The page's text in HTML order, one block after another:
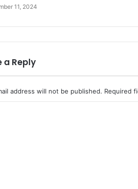
11, 2024
a Reply
address will not be published. Required